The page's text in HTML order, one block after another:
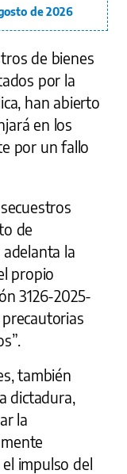
de 2026
de bienes
por la
han abierto
en los
por un fallo
de
la
propio
3126-2025-
precautorias
también
dictadura,
la
impulso del